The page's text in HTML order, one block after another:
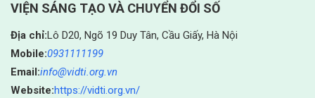
VIỆN SÁNG TẠO VÀ CHUYỂN ĐỔI SỐ
Địa chỉ:Lô D20, Ngõ 19 Duy Tân, Cầu Giấy, Hà Nội
Mobile:0931111199
Email:info@vidti.org.vn
Website:https://vidti.org.vn/